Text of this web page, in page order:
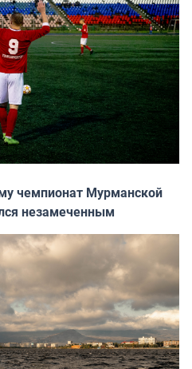
чемпионат Мурманской
незамеченным